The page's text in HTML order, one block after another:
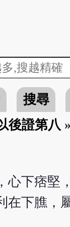
搜尋
後證第八
心下痞堅
在下膲，